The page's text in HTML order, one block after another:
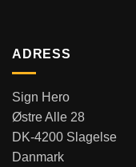
ADRESS
Sign Hero
Østre Alle 28
DK-4200 Slagelse
Danmark